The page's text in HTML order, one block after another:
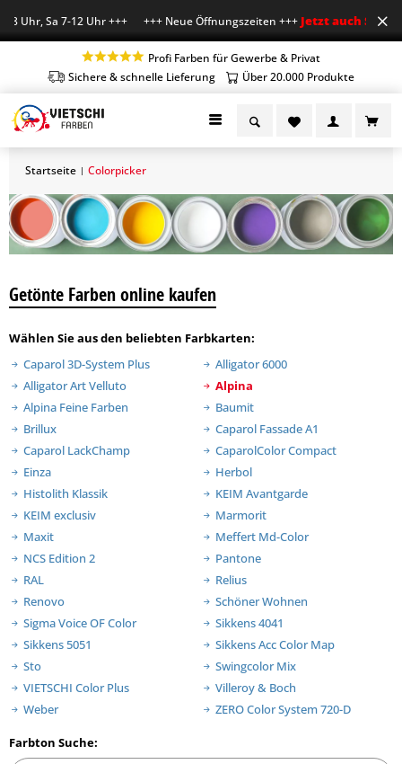
Uhr, Sa 7-12 Uhr +++ +++ Neue Öffnungszeiten +++Jetzt auch Sa
Profi Farben für Gewerbe & Privat
Sichere & schnelle Lieferung
Über 20.000 Produkte
Startseite | Colorpicker
Getönte Farben online kaufen
Wählen Sie aus den beliebten Farbkarten:
Caparol 3D-System Plus
Alligator 6000
Alligator Art Velluto
Alpina
Alpina Feine Farben
Baumit
Brillux
Caparol Fassade A1
Caparol LackChamp
CaparolColor Compact
Einza
Herbol
Histolith Klassik
KEIM Avantgarde
KEIM exclusiv
Marmorit
Maxit
Meffert Md-Color
NCS Edition 2
Pantone
RAL
Relius
Renovo
Schöner Wohnen
Sigma Voice OF Color
Sikkens 4041
Sikkens 5051
Sikkens Acc Color Map
Sto
Swingcolor Mix
VIETSCHI Color Plus
Villeroy & Boch
Weber
ZERO Color System 720-D
Farbton Suche: